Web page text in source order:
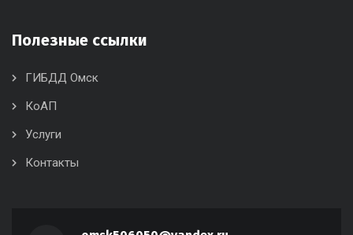
Полезные ссылки
ГИБДД Омск
КоАП
Услуги
Контакты